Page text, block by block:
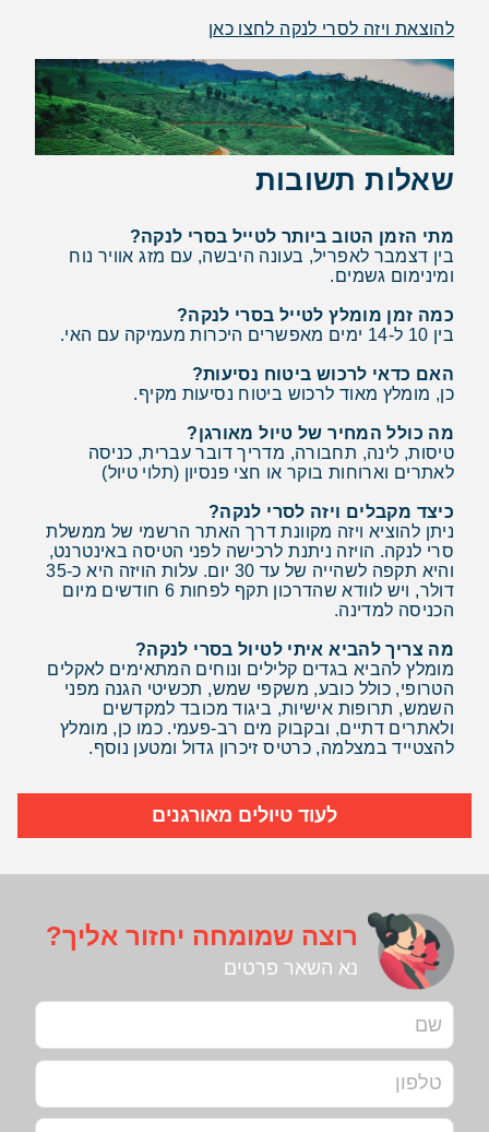
להוצאת ויזה לסרי לנקה לחצו כאן
שאלות תשובות
מתי הזמן הטוב ביותר לטייל בסרי לנקה?
בין דצמבר לאפריל, בעונה היבשה, עם מזג אוויר נוח
ומינימום גשמים.
כמה זמן מומלץ לטייל בסרי לנקה?
בין 10 ל-14 ימים מאפשרים היכרות מעמיקה עם האי.
האם כדאי לרכוש ביטוח נסיעות?
כן, מומלץ מאוד לרכוש ביטוח נסיעות מקיף.
מה כולל המחיר של טיול מאורגן?
טיסות, לינה, תחבורה, מדריך דובר עברית, כניסה
לאתרים וארוחות בוקר או חצי פנסיון (תלוי טיול)
כיצד מקבלים ויזה לסרי לנקה?
ניתן להוציא ויזה מקוונת דרך האתר הרשמי של ממשלת
סרי לנקה. הויזה ניתנת לרכישה לפני הטיסה באינטרנט,
והיא תקפה לשהייה של עד 30 יום. עלות הויזה היא כ-35
דולר, ויש לוודא שהדרכון תקף לפחות 6 חודשים מיום
הכניסה למדינה.
מה צריך להביא איתי לטיול בסרי לנקה?
מומלץ להביא בגדים קלילים ונוחים המתאימים לאקלים
הטרופי, כולל כובע, משקפי שמש, תכשיטי הגנה מפני
השמש, תרופות אישיות, ביגוד מכובד למקדשים
ולאתרים דתיים, ובקבוק מים רב-פעמי. כמו כן, מומלץ
להצטייד במצלמה, כרטיס זיכרון גדול ומטען נוסף.
לעוד טיולים מאורגנים
רוצה שמומחה יחזור אליך?
נא השאר פרטים